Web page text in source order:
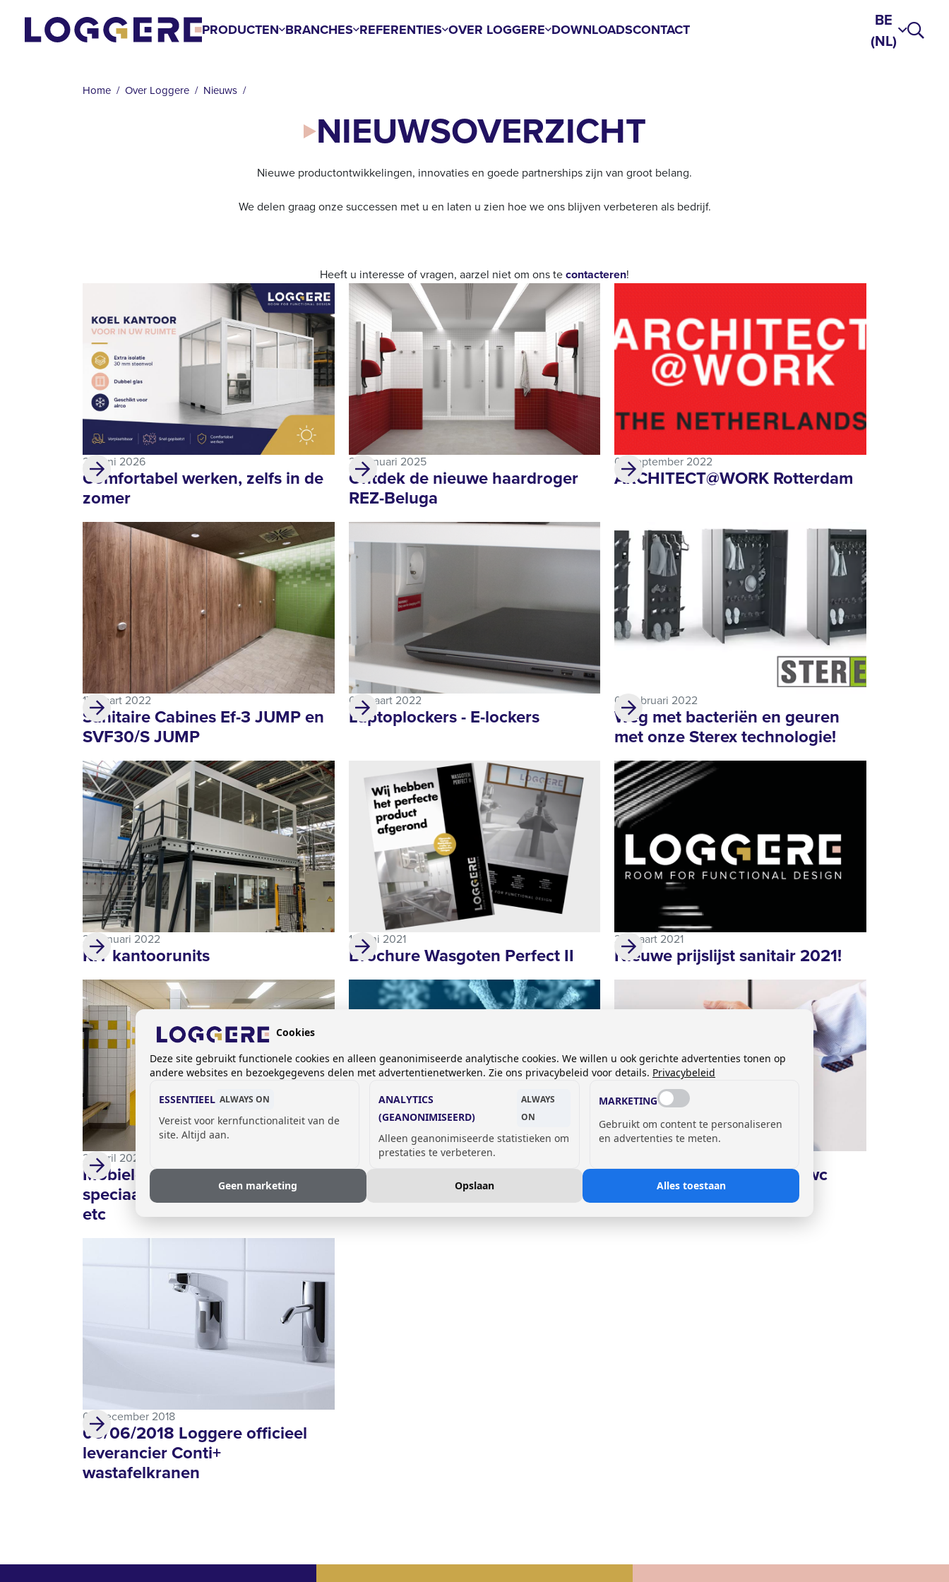
PRODUCTEN BRANCHES REFERENTIES OVER LOGGERE DOWNLOADSCONTACT
BE
(NL)
Home Over Loggere Nieuws
NIEUWSOVERZICHT
Nieuwe productontwikkelingen, innovaties en goede partnerships zijn van groot belang.
We delen graag onze successen met u en laten u zien hoe we ons blijven verbeteren als bedrijf.
Heeft u interesse of vragen, aarzel niet om ons tecontacteren!
25 juni 2026
Comfortabel werken, zelfs in de
zomer
22 januari 2025
Ontdek de nieuwe haardroger
REZ-Beluga
06 september 2022
ARCHITECT@WORK Rotterdam
17 maart 2022
Sanitaire Cabines Ef-3 JUMP en
SVF30/S JUMP
03 maart 2022
Laptoplockers - E-lockers
08 februari 2022
Weg met bacteriën en geuren
met onze Sterex technologie!
25 januari 2022
KIT kantoorunits
18 juni 2021
Brochure Wasgoten Perfect II
25 maart 2021
Nieuwe prijslijst sanitair 2021!
21 april 2020
Mobiele RVS wastafel SOLO
speciaal voor tijden van Corona
etc
23 maart 2020
Telewerken vanwege COVID-19 NIEUW! Contactloos een wc
deur openen
04 december 2018
06/06/2018 Loggere officieel
leverancier Conti+
wastafelkranen
Cookies
Deze site gebruikt functionele cookies en alleen geanonimiseerde analytische cookies. We willen u ook gerichte advertenties tonen op
andere websites en bezoekgegevens delen met advertentienetwerken. Zie ons privacybeleid voor details. Privacybeleid
ESSENTIEEL ALWAYS ON
Vereist voor kernfunctionaliteit van de
site. Altijd aan.
ANALYTICS
(GEANONIMISEERD)
ALWAYS
ON
Alleen geanonimiseerde statistieken om
prestaties te verbeteren.
MARKETING
Gebruikt om content te personaliseren
en advertenties te meten.
Geen marketing Opslaan Alles toestaan